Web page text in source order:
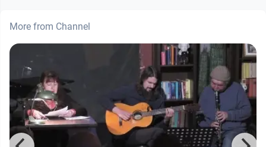
More from Channel